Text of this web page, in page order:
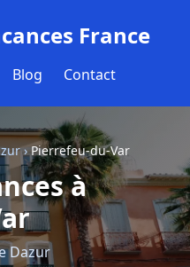
France
Blog Contact
›Pierrefeu-du-Var
à
Dazur